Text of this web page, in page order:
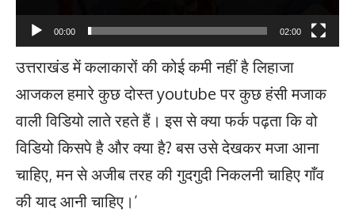
00:00 02:00
उत्तराखंड में कलाकारों की कोई कमी नहीं है लिहाजा
आजकल हमारे कुछ दोस्त youtube पर कुछ हंसी मजाक
वाली विडियो लाते रहते हैं। इस से क्या फर्क पढ़ता कि वो
विडियो किसपे है और क्या है? बस उसे देखकर मजा आना
चाहिए, मन से अजीब तरह की गुदगुदी निकलनी चाहिए गाँव
की याद आनी चाहिए।’